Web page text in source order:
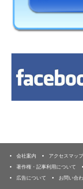
会社案内 アクセスマップ
著作権・記事利用について
広告について
お問い合